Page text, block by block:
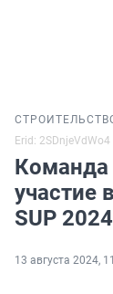
Erid: 2SDnjeVdWo4
Команда
участие
SUP
13 августа 2024,